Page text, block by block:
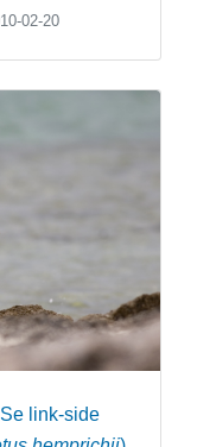
02-20
Se link-side